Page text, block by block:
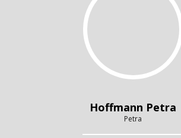
Hoffmann Petra
Petra